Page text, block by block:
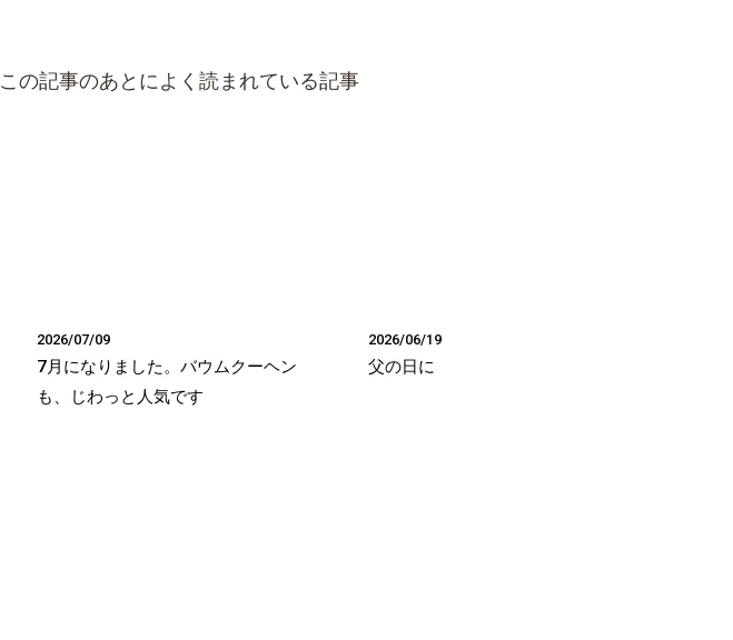
この記事のあとによく読まれている記事
2026/07/09
7月になりました。バウムクーヘン
も、じわっと人気です
2026/06/19
父の日に